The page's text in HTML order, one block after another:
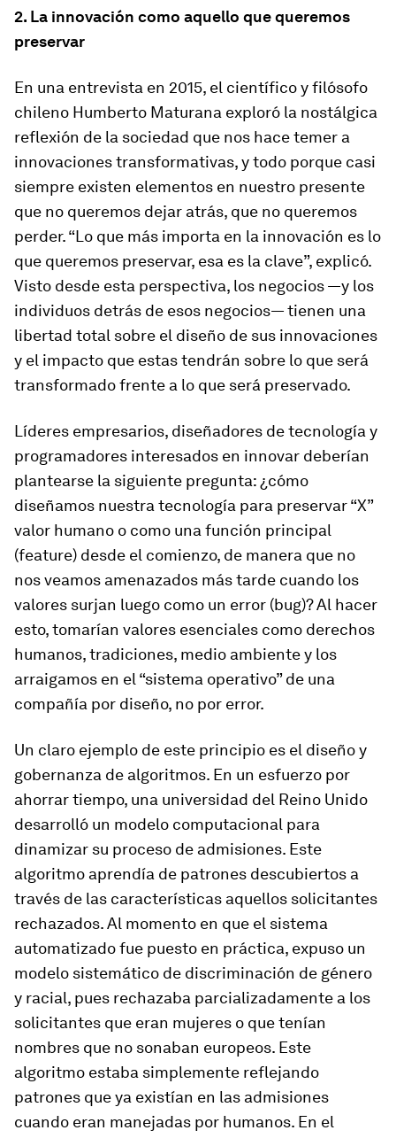
2. La innovación como aquello que queremos
preservar
En una entrevista en 2015, el científico y filósofo
chileno Humberto Maturana exploró la nostálgica
reflexión de la sociedad que nos hace temer a
innovaciones transformativas, y todo porque casi
siempre existen elementos en nuestro presente
que no queremos dejar atrás, que no queremos
perder. “Lo que más importa en la innovación es lo
que queremos preservar, esa es la clave”, explicó.
Visto desde esta perspectiva, los negocios —y los
individuos detrás de esos negocios— tienen una
libertad total sobre el diseño de sus innovaciones
y el impacto que estas tendrán sobre lo que será
transformado frente a lo que será preservado.
Líderes empresarios, diseñadores de tecnología y
programadores interesados en innovar deberían
plantearse la siguiente pregunta: ¿cómo
diseñamos nuestra tecnología para preservar “X”
valor humano o como una función principal
(feature) desde el comienzo, de manera que no
nos veamos amenazados más tarde cuando los
valores surjan luego como un error (bug)? Al hacer
esto, tomarían valores esenciales como derechos
humanos, tradiciones, medio ambiente y los
arraigamos en el “sistema operativo” de una
compañía por diseño, no por error.
Un claro ejemplo de este principio es el diseño y
gobernanza de algoritmos. En un esfuerzo por
ahorrar tiempo, una universidad del Reino Unido
desarrolló un modelo computacional para
dinamizar su proceso de admisiones. Este
algoritmo aprendía de patrones descubiertos a
través de las características aquellos solicitantes
rechazados. Al momento en que el sistema
automatizado fue puesto en práctica, expuso un
modelo sistemático de discriminación de género
y racial, pues rechazaba parcializadamente a los
solicitantes que eran mujeres o que tenían
nombres que no sonaban europeos. Este
algoritmo estaba simplemente reflejando
patrones que ya existían en las admisiones
cuando eran manejadas por humanos. En el